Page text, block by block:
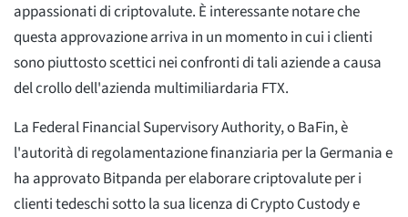
appassionati di criptovalute. È interessante notare che
questa approvazione arriva in un momento in cui i clienti
sono piuttosto scettici nei confronti di tali aziende a causa
del crollo dell'azienda multimiliardaria FTX.
La Federal Financial Supervisory Authority, o BaFin, è
l'autorità di regolamentazione finanziaria per la Germania e
ha approvato Bitpanda per elaborare criptovalute per i
clienti tedeschi sotto la sua licenza di Crypto Custody e